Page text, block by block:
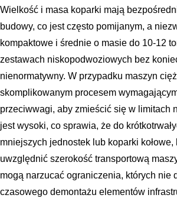
Wielkość i masa koparki mają
budowy, co jest często pomijanym, a
kompaktowe i średnie o masie do 10-12
zestawach niskopodwoziowych bez
nienormatywny. W przypadku maszyn
skomplikowanym procesem
przeciwwagi, aby zmieścić się w limitach
jest wysoki, co sprawia, że do
mniejszych jednostek lub koparki
uwzględnić szerokość transportową
mogą narzucać ograniczenia, których
czasowego demontażu elementów